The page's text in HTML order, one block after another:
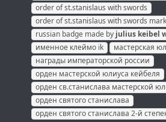
order of st.stanislaus with swords
order of st.stanislaus with swords
russian badge made by julius keibel
именное клеймо ik
мастерская
награды императорской россии
орден мастерской юлиуса кейбеля
орден св.станислава мастерской
орден святого станислава
орден святого станислава 2-й